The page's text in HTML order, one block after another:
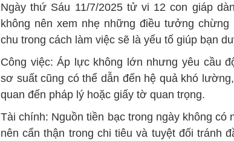
Ngày thứ Sáu 11/7/2025 tử vi 12 con giáp
không nên xem nhẹ những điều tưởng
chu trong cách làm việc sẽ là yếu tố giúp bạn
Công việc: Áp lực không lớn nhưng yêu cầu
sơ suất cũng có thể dẫn đến hệ quả khó
quan đến pháp lý hoặc giấy tờ quan trọng.
Tài chính: Nguồn tiền bạc trong ngày không có
nên cẩn thận trong chi tiêu và tuyệt đối tránh